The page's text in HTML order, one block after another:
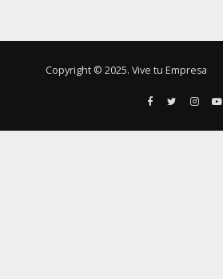
Copyright © 2025. Vive tu Empresa